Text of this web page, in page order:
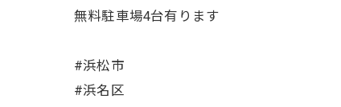
無料駐車場4台有ります
#浜松市
#浜名区